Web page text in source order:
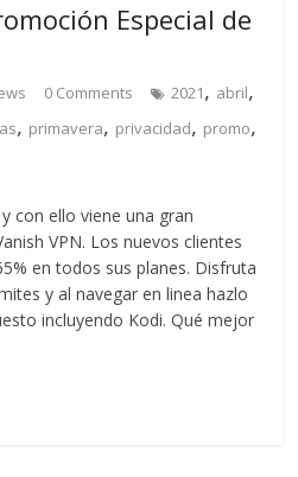
Especial de
0 Comments 2021, abril,
, primavera, privacidad, promo,
con ello viene una gran
VPN. Los nuevos clientes
en todos sus planes. Disfruta
y al navegar en linea hazlo
incluyendo Kodi. Qué mejor